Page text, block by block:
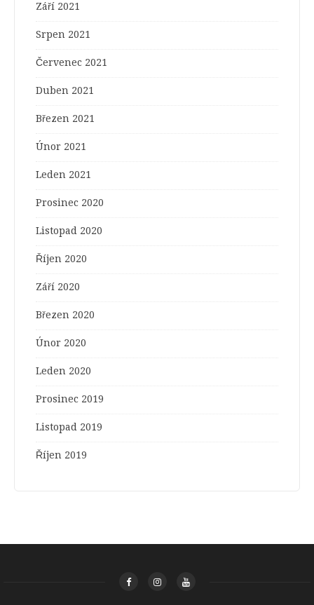
Září 2021
Srpen 2021
Červenec 2021
Duben 2021
Březen 2021
Únor 2021
Leden 2021
Prosinec 2020
Listopad 2020
Říjen 2020
Září 2020
Březen 2020
Únor 2020
Leden 2020
Prosinec 2019
Listopad 2019
Říjen 2019